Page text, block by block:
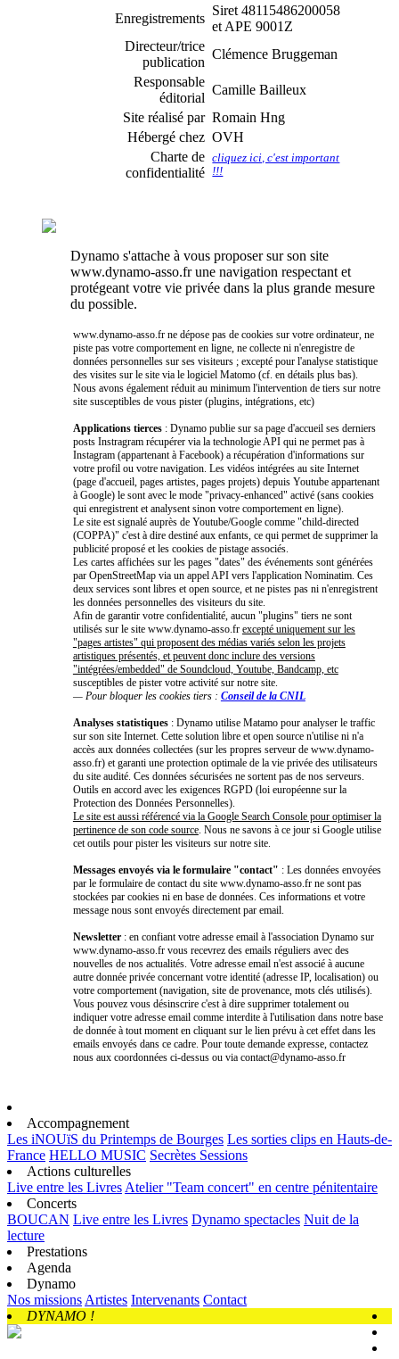
Enregistrements
Siret 48115486200058
et APE 9001Z
Directeur/trice
publication
Clémence Bruggeman
Responsable
éditorial
Camille Bailleux
Site réalisé par Romain Hng
Hébergé chez OVH
Charte de
confidentialité
cliquez ici, c'est important
!!!
Dynamo s'attache à vous proposer sur son site
www.dynamo-asso.fr une navigation respectant et
protégeant votre vie privée dans la plus grande mesure
du possible.
www.dynamo-asso.fr ne dépose pas de cookies sur votre ordinateur, ne
piste pas votre comportement en ligne, ne collecte ni n'enregistre de
données personnelles sur ses visiteurs ; excepté pour l'analyse statistique
des visites sur le site via le logiciel Matomo (cf. en détails plus bas).
Nous avons également réduit au minimum l'intervention de tiers sur notre
site susceptibles de vous pister (plugins, intégrations, etc)
Applications tierces : Dynamo publie sur sa page d'accueil ses derniers
posts Instragram récupérer via la technologie API qui ne permet pas à
Instagram (appartenant à Facebook) a récupération d'informations sur
votre profil ou votre navigation. Les vidéos intégrées au site Internet
(page d'accueil, pages artistes, pages projets) depuis Youtube appartenant
à Google) le sont avec le mode "privacy-enhanced" activé (sans cookies
qui enregistrent et analysent sinon votre comportement en ligne).
Le site est signalé auprès de Youtube/Google comme "child-directed
(COPPA)" c'est à dire destiné aux enfants, ce qui permet de supprimer la
publicité proposé et les cookies de pistage associés.
Les cartes affichées sur les pages "dates" des événements sont générées
par OpenStreetMap via un appel API vers l'application Nominatim. Ces
deux services sont libres et open source, et ne pistes pas ni n'enregistrent
les données personnelles des visiteurs du site.
Afin de garantir votre confidentialité, aucun "plugins" tiers ne sont
utilisés sur le site www.dynamo-asso.fr excepté uniquement sur les
"pages artistes" qui proposent des médias variés selon les projets
artistiques présentés, et peuvent donc inclure des versions
"intégrées/embedded" de Soundcloud, Youtube, Bandcamp, etc
susceptibles de pister votre activité sur notre site.
— Pour bloquer les cookies tiers : Conseil de la CNIL
Analyses statistiques : Dynamo utilise Matamo pour analyser le traffic
sur son site Internet. Cette solution libre et open source n'utilise ni n'a
accès aux données collectées (sur les propres serveur de www.dynamo-
asso.fr) et garanti une protection optimale de la vie privée des utilisateurs
du site audité. Ces données sécurisées ne sortent pas de nos serveurs.
Outils en accord avec les exigences RGPD (loi européenne sur la
Protection des Données Personnelles).
Le site est aussi référencé via la Google Search Console pour optimiser la
pertinence de son code source. Nous ne savons à ce jour si Google utilise
cet outils pour pister les visiteurs sur notre site.
Messages envoyés via le formulaire "contact" : Les données envoyées
par le formulaire de contact du site www.dynamo-asso.fr ne sont pas
stockées par cookies ni en base de données. Ces informations et votre
message nous sont envoyés directement par email.
Newsletter : en confiant votre adresse email à l'association Dynamo sur
www.dynamo-asso.fr vous recevrez des emails réguliers avec des
nouvelles de nos actualités. Votre adresse email n'est associé à aucune
autre donnée privée concernant votre identité (adresse IP, localisation) ou
votre comportement (navigation, site de provenance, mots clés utilisés).
Vous pouvez vous désinscrire c'est à dire supprimer totalement ou
indiquer votre adresse email comme interdite à l'utilisation dans notre base
de donnée à tout moment en cliquant sur le lien prévu à cet effet dans les
emails envoyés dans ce cadre. Pour toute demande expresse, contactez
nous aux coordonnées ci-dessus ou via contact@dynamo-asso.fr
Accompagnement
Les iNOUïS du Printemps de Bourges Les sorties clips en Hauts-de-
France HELLO MUSIC Secrètes Sessions
Actions culturelles
Live entre les Livres Atelier "Team concert" en centre pénitentaire
Concerts
BOUCAN Live entre les Livres Dynamo spectacles Nuit de la
lecture
Prestations
Agenda
Dynamo
Nos missions Artistes Intervenants Contact
DYNAMO !